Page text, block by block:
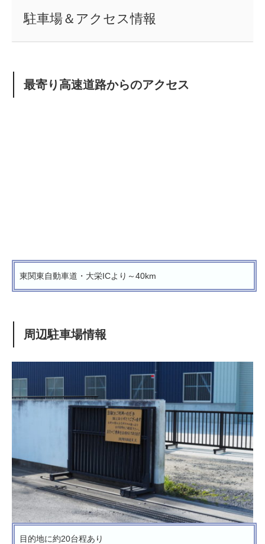
駐車場＆アクセス情報
最寄り高速道路からのアクセス
東関東自動車道・大栄ICより～40km
周辺駐車場情報
目的地に約20台程あり